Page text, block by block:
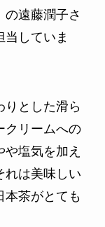
の遠藤潤子さ
当していま
りとした滑ら
クリームへの
塩気を加え
れは美味しい
本茶がとても